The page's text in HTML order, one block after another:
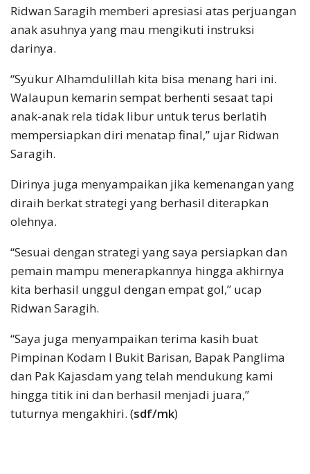
Ridwan Saragih memberi apresiasi atas perjuangan
anak asuhnya yang mau mengikuti instruksi
darinya.
“Syukur Alhamdulillah kita bisa menang hari ini.
Walaupun kemarin sempat berhenti sesaat tapi
anak-anak rela tidak libur untuk terus berlatih
mempersiapkan diri menatap final,” ujar Ridwan
Saragih.
Dirinya juga menyampaikan jika kemenangan yang
diraih berkat strategi yang berhasil diterapkan
olehnya.
“Sesuai dengan strategi yang saya persiapkan dan
pemain mampu menerapkannya hingga akhirnya
kita berhasil unggul dengan empat gol,” ucap
Ridwan Saragih.
“Saya juga menyampaikan terima kasih buat
Pimpinan Kodam I Bukit Barisan, Bapak Panglima
dan Pak Kajasdam yang telah mendukung kami
hingga titik ini dan berhasil menjadi juara,”
tuturnya mengakhiri. (sdf/mk)